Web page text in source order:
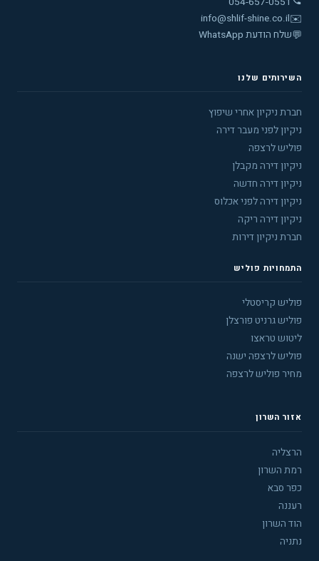
✉️
info@shlif-shine.co.il
💬שלח הודעת WhatsApp
השירותים שלנו
חברת ניקיון אחרי שיפוץ
ניקיון לפני מעבר דירה
פוליש לרצפה
ניקיון דירה מקבלן
ניקיון דירה חדשה
ניקיון דירה לפני אכלוס
ניקיון דירה ריקה
חברת ניקיון דירות
התמחויות פוליש
פוליש קריסטלי
פוליש גרניט פורצלן
ליטוש טראצו
פוליש לרצפה ישנה
מחיר פוליש לרצפה
אזור השרון
הרצליה
רמת השרון
כפר סבא
רעננה
הוד השרון
נתניה